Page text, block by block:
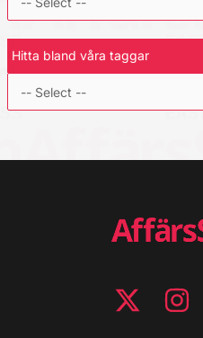
Hitta bland våra taggar